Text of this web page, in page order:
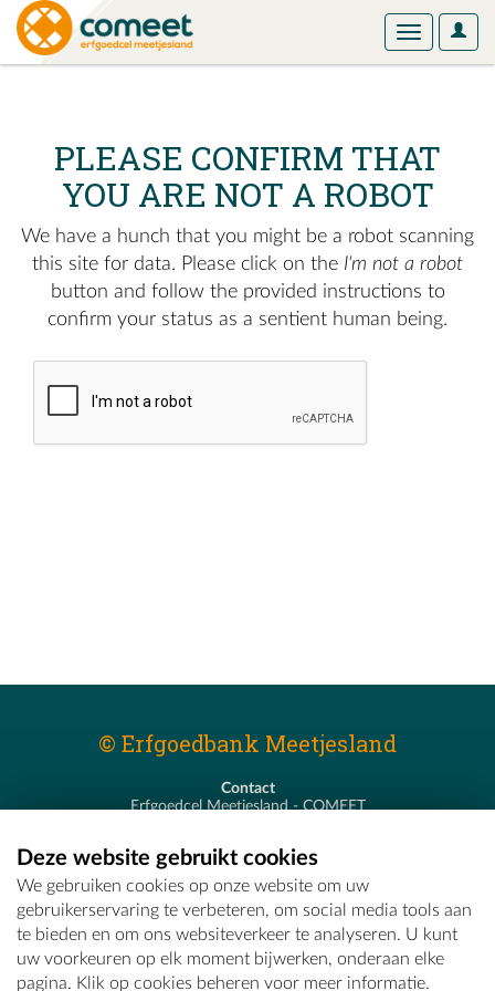
User
Toggle
PLEASE CONFIRM THAT
YOU ARE NOT A ROBOT
We have a hunch that you might be a robot scanning
this site for data. Please click on the I'm not a robot
button and follow the provided instructions to
confirm your status as a sentient human being.
© Erfgoedbank Meetjesland
Contact
Erfgoedcel Meetjesland - COMEET
T - 09 373 75 96
E -erfgoedcel@comeet.be
Deze website gebruikt cookies
We gebruiken cookies op onze website om uw
gebruikerservaring te verbeteren, om social media tools aan
te bieden en om ons websiteverkeer te analyseren. U kunt
uw voorkeuren op elk moment bijwerken, onderaan elke
pagina. Klik op cookies beheren voor meer informatie.